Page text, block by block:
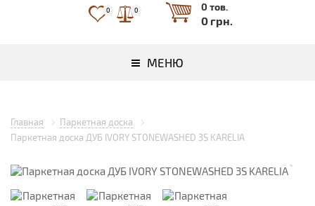
0 0 0 тов.
0 грн.
МЕНЮ
Главная
Паркетная доска
Паркетная доска ДУБ IVORY STONEWASHED 3S KARELIA